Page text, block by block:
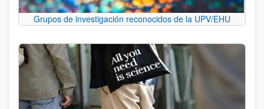
Grupos de investigación reconocidos de la UPV/EHU